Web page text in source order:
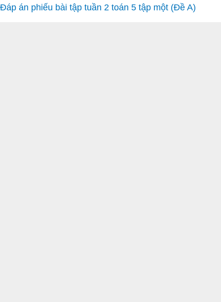
Đáp án phiếu bài tập tuần 2 toán 5 tập một (Đề A)